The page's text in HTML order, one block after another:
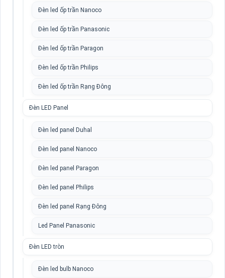
Đèn led ốp trần Nanoco
Đèn led ốp trần Panasonic
Đèn led ốp trần Paragon
Đèn led ốp trần Philips
Đèn led ốp trần Rạng Đông
Đèn LED Panel
Đèn led panel Duhal
Đèn led panel Nanoco
Đèn led panel Paragon
Đèn led panel Philips
Đèn led panel Rạng Đông
Led Panel Panasonic
Đèn LED tròn
Đèn led bulb Nanoco